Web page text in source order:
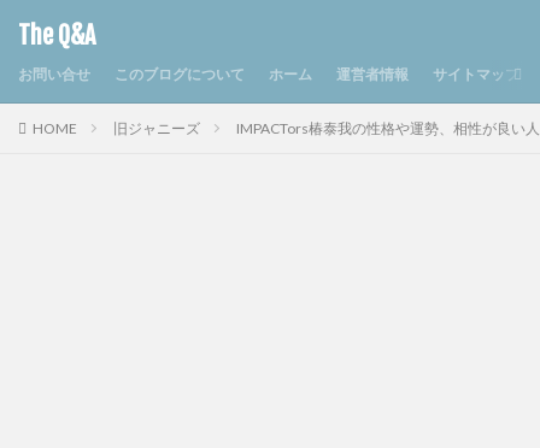
The Q&A
お問い合せ このブログについて ホーム 運営者情報 サイトマップ
HOME 旧ジャニーズ IMPACTors椿泰我の性格や運勢、相性が良い